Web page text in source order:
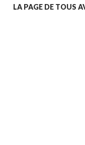
LA PAGE DE TOUS